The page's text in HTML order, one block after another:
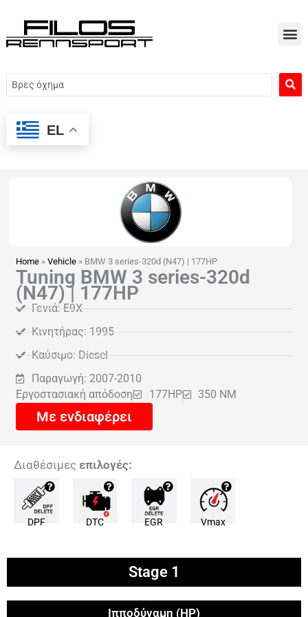
περιεχόμενο
Search
...
EL
Home »Vehicle » BMW 3 series-320d (N47) | 177HP
Tuning BMW 3 series-320d
(N47) | 177HP
Γενιά: E9X
Κινητήρας: 1995
Καύσιμο: Diesel
Παραγωγή: 2007-2010
Εργοστασιακή απόδοση
177HP 350 NM
Με ενδιαφέρει
Διαθέσιμες επιλογές:
DPF DTC EGR Vmax
Stage 1
Ιπποδύναμη (HP)